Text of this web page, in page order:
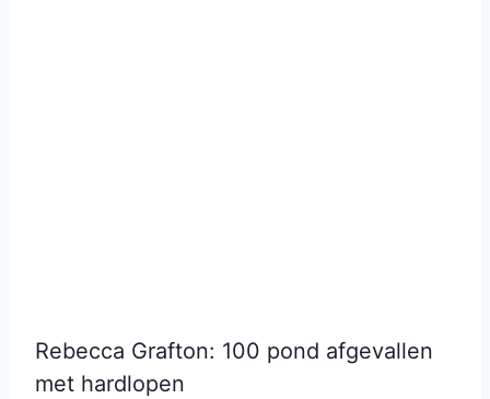
Rebecca Grafton: 100 pond afgevallen
met hardlopen